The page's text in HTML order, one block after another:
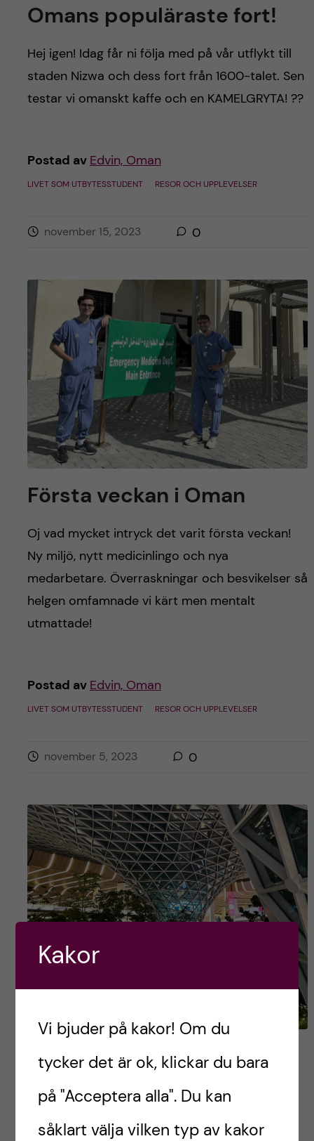
Omans populäraste fort!
Hej igen! Idag får ni följa med på vår utflykt till
staden Nizwa och dess fort från 1600-talet. Sen
testar vi omanskt kaffe och en KAMELGRYTA! ??
Postad av Edvin, Oman
LIVET SOM UTBYTESSTUDENT RESOR OCH UPPLEVELSER
november 15, 2023 0
Första veckan i Oman
Oj vad mycket intryck det varit första veckan!
Ny miljö, nytt medicinlingo och nya
medarbetare. Överraskningar och besvikelser så
helgen omfamnade vi kärt men mentalt
utmattade!
Postad av Edvin, Oman
LIVET SOM UTBYTESSTUDENT RESOR OCH UPPLEVELSER
november 5, 2023 0
Touchdown Oman!
Nu har vi äntligen landat i Oman! Varmt, kargt,
Kakor
Vi bjuder på kakor! Om du
tycker det är ok, klickar du bara
på "Acceptera alla". Du kan
såklart välja vilken typ av kakor